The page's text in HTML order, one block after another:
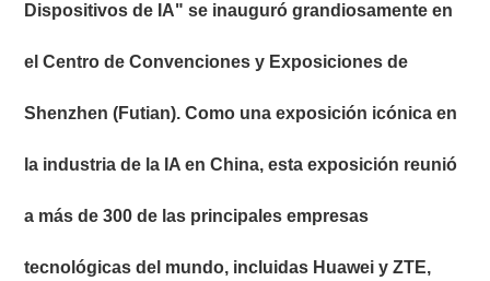
Dispositivos de IA" se inauguró grandiosamente en
el Centro de Convenciones y Exposiciones de
Shenzhen (Futian). Como una exposición icónica en
la industria de la IA en China, esta exposición reunió
a más de 300 de las principales empresas
tecnológicas del mundo, incluidas Huawei y ZTE,